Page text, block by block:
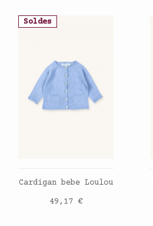
Soldes
AJOUTER AU PANIER
Cardigan bebe Loulou
Prix
49,17 €